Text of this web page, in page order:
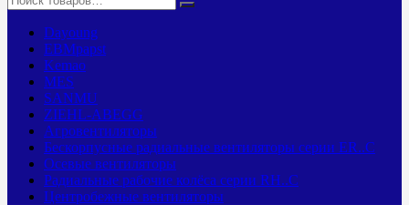
Dayoung
EBMpapst
Kemao
MES
SANMU
ZIEHL-ABEGG
Агровентиляторы
Бескорпусные радиальные вентиляторы серии ER..C
Осевые вентиляторы
Радиальные рабочие колёса серии RH..C
Центробежные вентиляторы